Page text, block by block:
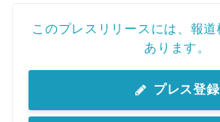
このプレスリリースには、報
あります。
プレス登録